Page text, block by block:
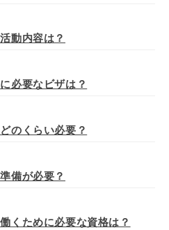
動内容は？
必要なビザは？
のくらい必要？
備が必要？
くために必要な資格は？